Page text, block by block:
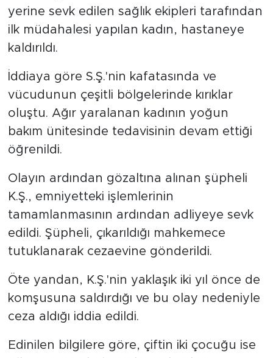
yerine sevk edilen sağlık ekipleri tarafından
ilk müdahalesi yapılan kadın, hastaneye
kaldırıldı.
İddiaya göre S.Ş.'nin kafatasında ve
vücudunun çeşitli bölgelerinde kırıklar
oluştu. Ağır yaralanan kadının yoğun
bakım ünitesinde tedavisinin devam ettiği
öğrenildi.
Olayın ardından gözaltına alınan şüpheli
K.Ş., emniyetteki işlemlerinin
tamamlanmasının ardından adliyeye sevk
edildi. Şüpheli, çıkarıldığı mahkemece
tutuklanarak cezaevine gönderildi.
Öte yandan, K.Ş.'nin yaklaşık iki yıl önce de
komşusuna saldırdığı ve bu olay nedeniyle
ceza aldığı iddia edildi.
Edinilen bilgilere göre, çiftin iki çocuğu ise